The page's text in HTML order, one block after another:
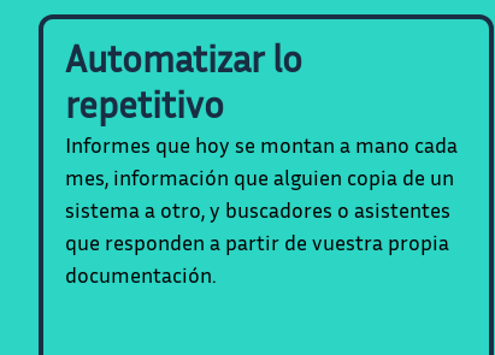
Automatizar lo
repetitivo
Informes que hoy se montan a mano cada
mes, información que alguien copia de un
sistema a otro, y buscadores o asistentes
que responden a partir de vuestra propia
documentación.